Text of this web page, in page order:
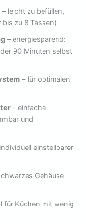
– leicht zu befüllen,
bis zu 8 Tassen)
– energiesparend:
90 Minuten selbst
– für optimalen
– einfache
und
einstellbarer
Gehäuse
für Küchen mit wenig